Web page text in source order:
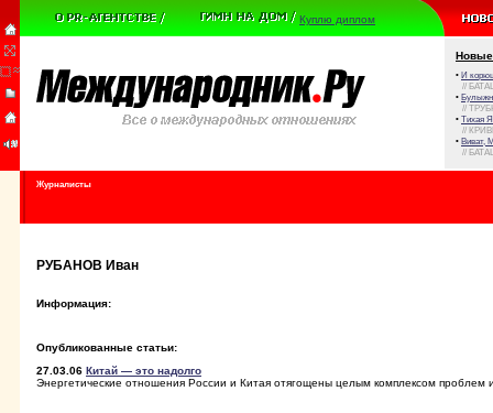
Куплю диплом
Новые
• И
//
•
//
• Тихая
//
• Виват,
//
Журналисты
РУБАНОВ Иван
Информация:
Опубликованные статьи:
27.03.06 Китай — это надолго
Энергетические отношения России и Китая отягощены целым комплексом проблем